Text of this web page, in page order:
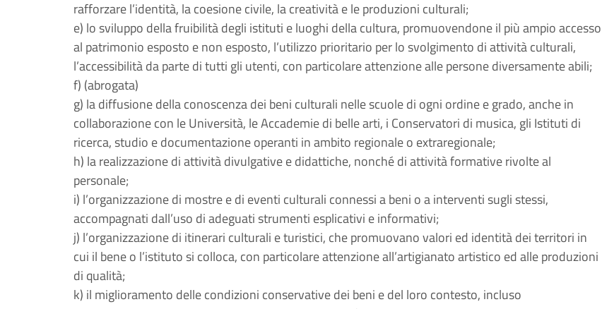
rafforzare l’identità, la coesione civile, la creatività e le produzioni culturali;
e) lo sviluppo della fruibilità degli istituti e luoghi della cultura, promuovendone il più ampio accesso
al patrimonio esposto e non esposto, l’utilizzo prioritario per lo svolgimento di attività culturali,
l’accessibilità da parte di tutti gli utenti, con particolare attenzione alle persone diversamente abili;
f) (abrogata)
g) la diffusione della conoscenza dei beni culturali nelle scuole di ogni ordine e grado, anche in
collaborazione con le Università, le Accademie di belle arti, i Conservatori di musica, gli Istituti di
ricerca, studio e documentazione operanti in ambito regionale o extraregionale;
h) la realizzazione di attività divulgative e didattiche, nonché di attività formative rivolte al
personale;
i) l’organizzazione di mostre e di eventi culturali connessi a beni o a interventi sugli stessi,
accompagnati dall’uso di adeguati strumenti esplicativi e informativi;
j) l’organizzazione di itinerari culturali e turistici, che promuovano valori ed identità dei territori in
cui il bene o l’istituto si colloca, con particolare attenzione all’artigianato artistico ed alle produzioni
di qualità;
k) il miglioramento delle condizioni conservative dei beni e del loro contesto, incluso